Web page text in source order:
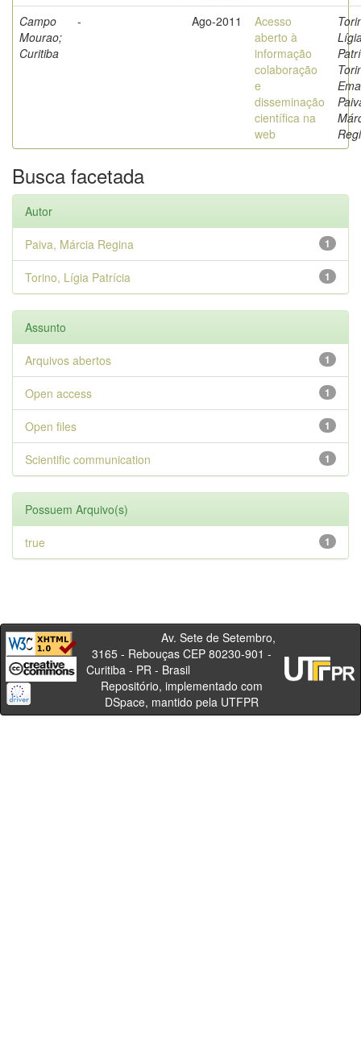
Campo
Mourao;
Curitiba
- Ago-2011
Acesso
aberto à
informação
colaboração
e
disseminação
científica na
web
Busca facetada
Autor
1
Paiva, Márcia Regina
1
Torino, Lígia Patrícia
Assunto
1
Arquivos abertos
1
Open access
1
Open files
1
Scientific communication
Possuem Arquivo(s)
1
true
Av. Sete de Setembro,
3165 - Rebouças CEP 80230-901 -
Curitiba - PR - Brasil
Repositório, implementado com
DSpace, mantido pela UTFPR